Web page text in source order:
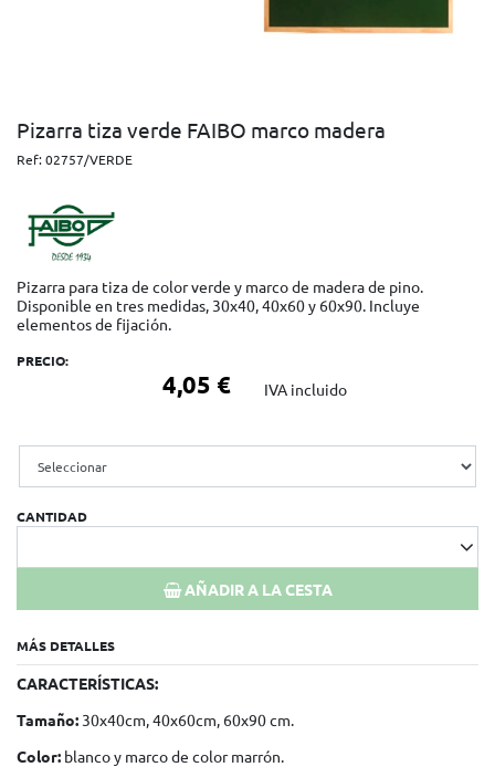
Pizarra tiza verde FAIBO marco madera
Ref:02757/VERDE
Pizarra para tiza de color verde y marco de madera de pino.
Disponible en tres medidas, 30x40, 40x60 y 60x90. Incluye
elementos de fijación.
PRECIO:
4,05 € IVA incluido
CANTIDAD
AÑADIR A LA CESTA
MÁS DETALLES
CARACTERÍSTICAS:
Tamaño: 30x40cm, 40x60cm, 60x90 cm.
Color: blanco y marco de color marrón.